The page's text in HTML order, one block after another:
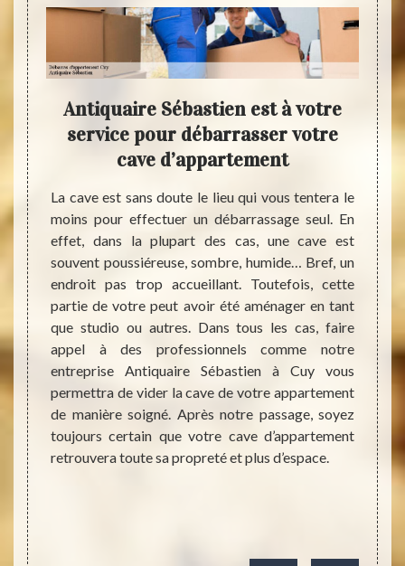
de
lors
est
des
des
avec
Antiquaire Sébastien est à votre
service pour débarrasser votre
cave d’appartement
La cave est sans doute le lieu qui vous tentera le
moins pour effectuer un débarrassage seul. En
effet, dans la plupart des cas, une cave est
souvent poussiéreuse, sombre, humide… Bref, un
endroit pas trop accueillant. Toutefois, cette
partie de votre peut avoir été aménager en tant
que studio ou autres. Dans tous les cas, faire
appel à des professionnels comme notre
entreprise Antiquaire Sébastien à Cuy vous
permettra de vider la cave de votre appartement
de manière soigné. Après notre passage, soyez
toujours certain que votre cave d’appartement
retrouvera toute sa propreté et plus d’espace.
ces
des
tout